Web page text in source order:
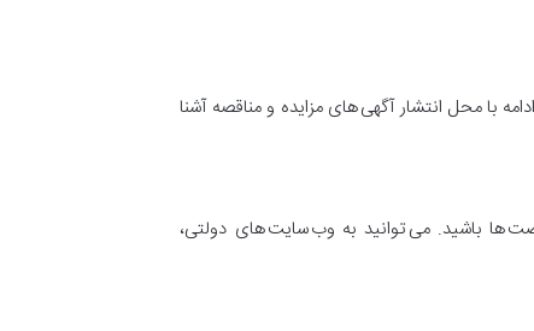
با محل انتشار آگهی های مزایده و مناقصه آشنا
ها باشید. می توانید به وب سایت های دولتی،